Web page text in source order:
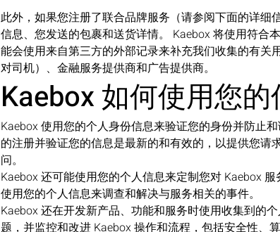
此外，如果您注册了联合品牌服务（请参阅下面的详
信息、您发送的包裹和送货详情。 Kaebox 将使用符合
能会使用来自第三方的外部记录来补充我们收集的有
对司机）、金融服务提供商和广告提供商。
Kaebox 如何使用您
Kaebox 使用您的个人身份信息来验证您的身份并防止
的注册并验证您的信息是最新的和有效的，以提供您
问。
Kaebox 还可能使用您的个人信息来定制您对 Kaebox
使用您的个人信息来调查和解决与服务相关的事件。
Kaebox 还在开发新产品、功能和服务时使用收集到的
题，并监控和改进 Kaebox 操作和流程，包括安全性、算